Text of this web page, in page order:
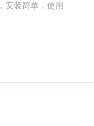
安装简单，使用